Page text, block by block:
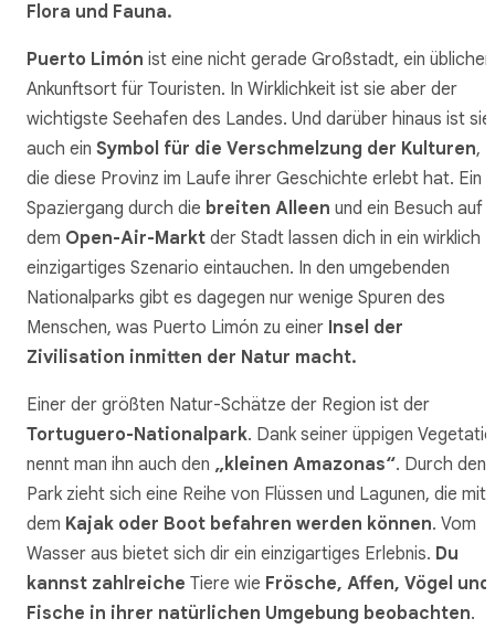
Flora und Fauna.
Puerto Limón ist eine nicht gerade Großstadt, ein üblicher
Ankunftsort für Touristen. In Wirklichkeit ist sie aber der
wichtigste Seehafen des Landes. Und darüber hinaus ist sie
auch ein Symbol für die Verschmelzung der Kulturen,
die diese Provinz im Laufe ihrer Geschichte erlebt hat. Ein
Spaziergang durch die breiten Alleen und ein Besuch auf
dem Open-Air-Markt der Stadt lassen dich in ein wirklich
einzigartiges Szenario eintauchen. In den umgebenden
Nationalparks gibt es dagegen nur wenige Spuren des
Menschen, was Puerto Limón zu einer Insel der
Zivilisation inmitten der Natur macht.
Einer der größten Natur-Schätze der Region ist der
Tortuguero-Nationalpark. Dank seiner üppigen
nennt man ihn auch den „kleinen Amazonas“. Durch den
Park zieht sich eine Reihe von Flüssen und Lagunen, die mit
dem Kajak oder Boot befahren werden können. Vom
Wasser aus bietet sich dir ein einzigartiges Erlebnis. Du
kannst zahlreiche Tiere wie Frösche, Affen, Vögel und
Fische in ihrer natürlichen Umgebung beobachten.